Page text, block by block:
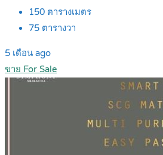
150 ตารางเมตร
75 ตารางวา
5 เดือน ago
ขาย For Sale